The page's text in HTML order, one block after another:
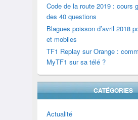
Code de la route 2019 : cours
des 40 questions
Blagues poisson d’avril 2018
et mobiles
TF1 Replay sur Orange :
MyTF1 sur sa télé ?
CATÉGORIES
Actualité